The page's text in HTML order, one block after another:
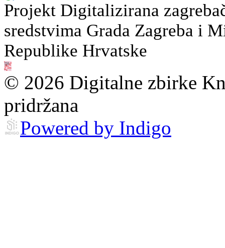
Projekt Digitalizirana
sredstvima Grada Zagreba i
Republike Hrvatske
© 2026 Digitalne zbirke
pridržana
Powered by Indigo